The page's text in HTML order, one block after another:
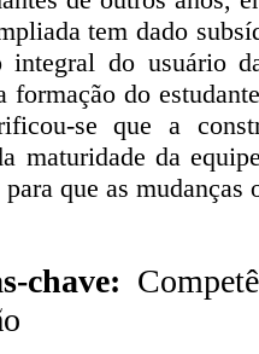
tem dado
integral do usuário
formação do
se que a
maturidade da
para que as mudanças
chave: